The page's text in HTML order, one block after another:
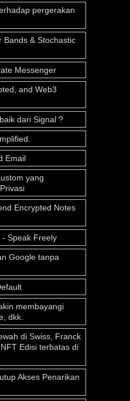
pergerakan
Bands & Stochastic
Messenger
and Web3
dari Signal ?
Email
yang
Encrypted Notes
Speak Freely
Google tanpa
membayangi
dkk.
di Swiss, Franck
Edisi terbatas di
Akses Penarikan